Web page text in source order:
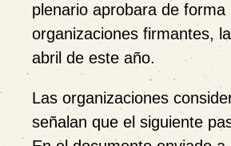
plenario aprobara de
organizaciones firmantes,
abril de este año.
Las organizaciones
señalan que el siguiente